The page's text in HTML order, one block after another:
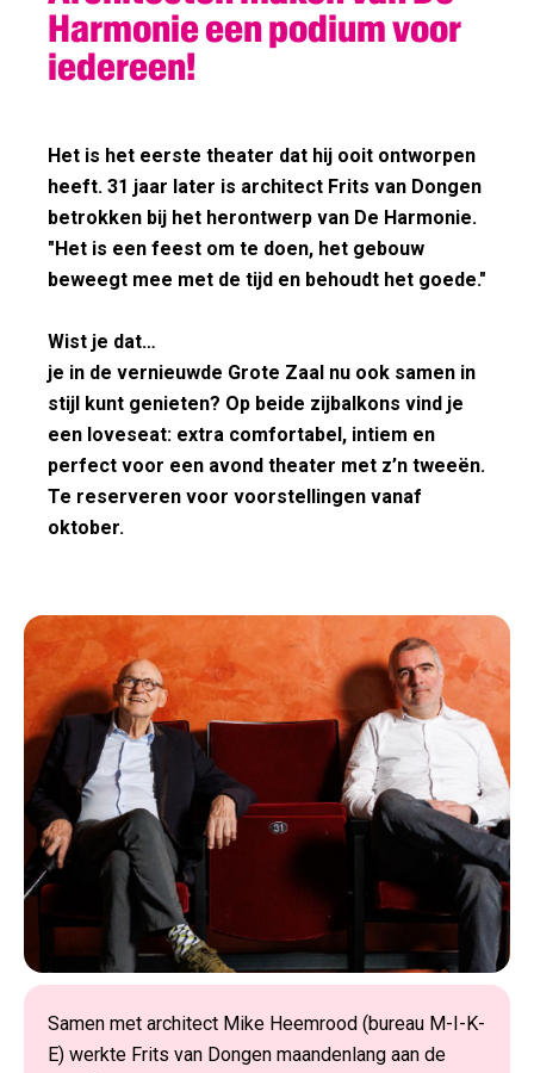
Harmonie een podium voor
iedereen!
Het is het eerste theater dat hij ooit ontworpen
heeft. 31 jaar later is architect Frits van Dongen
betrokken bij het herontwerp van De Harmonie.
"Het is een feest om te doen, het gebouw
beweegt mee met de tijd en behoudt het goede."
Wist je dat…
je in de vernieuwde Grote Zaal nu ook samen in
stijl kunt genieten? Op beide zijbalkons vind je
een loveseat: extra comfortabel, intiem en
perfect voor een avond theater met z’n tweeën.
Te reserveren voor voorstellingen vanaf
oktober.
Samen met architect Mike Heemrood (bureau M-I-K-
E) werkte Frits van Dongen maandenlang aan de
Welke nieuwsbrief wil je ontvangen?
Mis niets: het laatste theaternieuws, updates en
info over nieuwe kaartverkoop in je inbox.
Harmonie Young update
Een wekelijkse update en tips voor iedereen
Aanmelden